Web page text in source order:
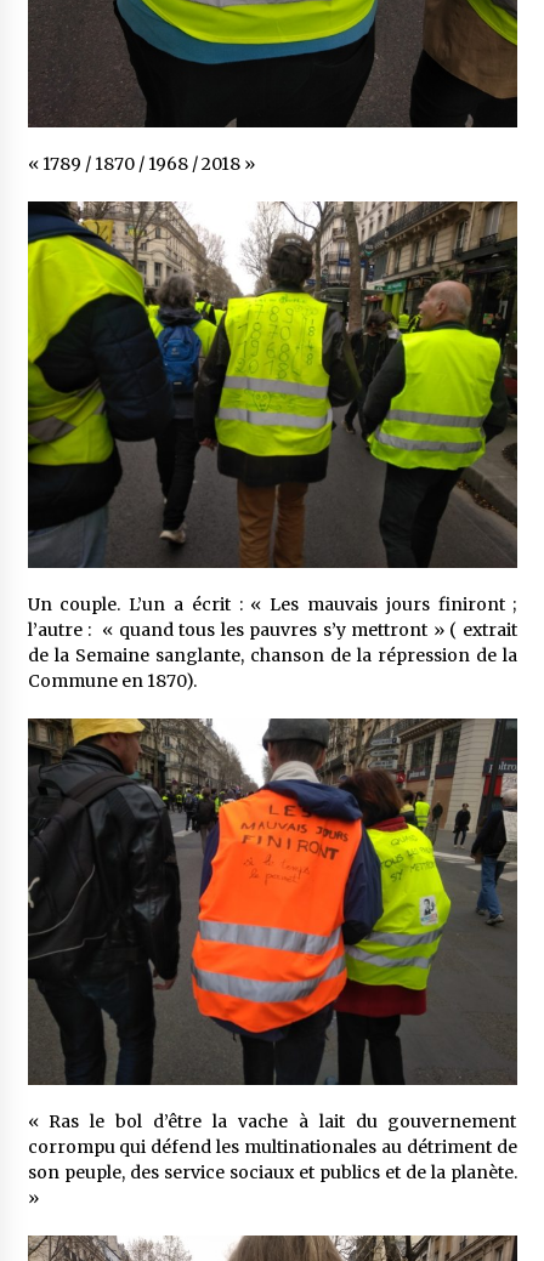
« 1789 / 1870 / 1968 / 2018 »
Un couple. L’un a écrit : « Les mauvais jours finiront ;
l’autre : « quand tous les pauvres s’y mettront » ( extrait
de la Semaine sanglante, chanson de la répression de la
Commune en 1870).
« Ras le bol d’être la vache à lait du gouvernement
corrompu qui défend les multinationales au détriment de
son peuple, des service sociaux et publics et de la planète.
»